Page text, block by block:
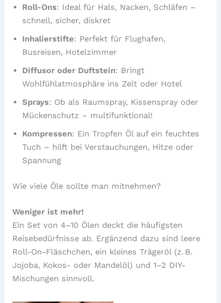
Roll-Ons: Ideal für Hals, Nacken, Schläfen –
schnell, sicher, diskret
Inhalierstifte: Perfekt für Flughafen,
Busreisen, Hotelzimmer
Diffusor oder Duftstein: Bringt
Wohlfühlatmosphäre ins Zelt oder Hotel
Sprays: Ob als Raumspray, Kissenspray oder
Mückenschutz – multifunktional!
Kompressen: Ein Tropfen Öl auf ein feuchtes
Tuch – hilft bei Verstauchungen, Hitze oder
Spannung
Wie viele Öle sollte man mitnehmen?
Weniger ist mehr!
Ein Set von 4–10 Ölen deckt die häufigsten
Reisebedürfnisse ab. Ergänzend dazu sind leere
Roll-On-Fläschchen, ein kleines Trägeröl (z. B.
Jojoba, Kokos- oder Mandelöl) und 1–2 DIY-
Mischungen sinnvoll.